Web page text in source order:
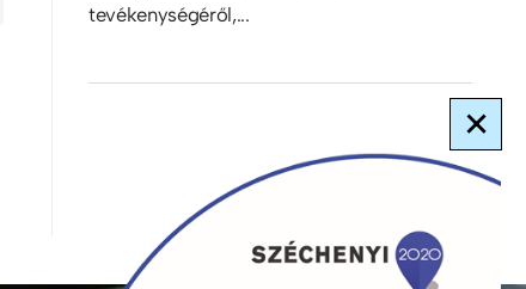
tevékenységéről,...
×